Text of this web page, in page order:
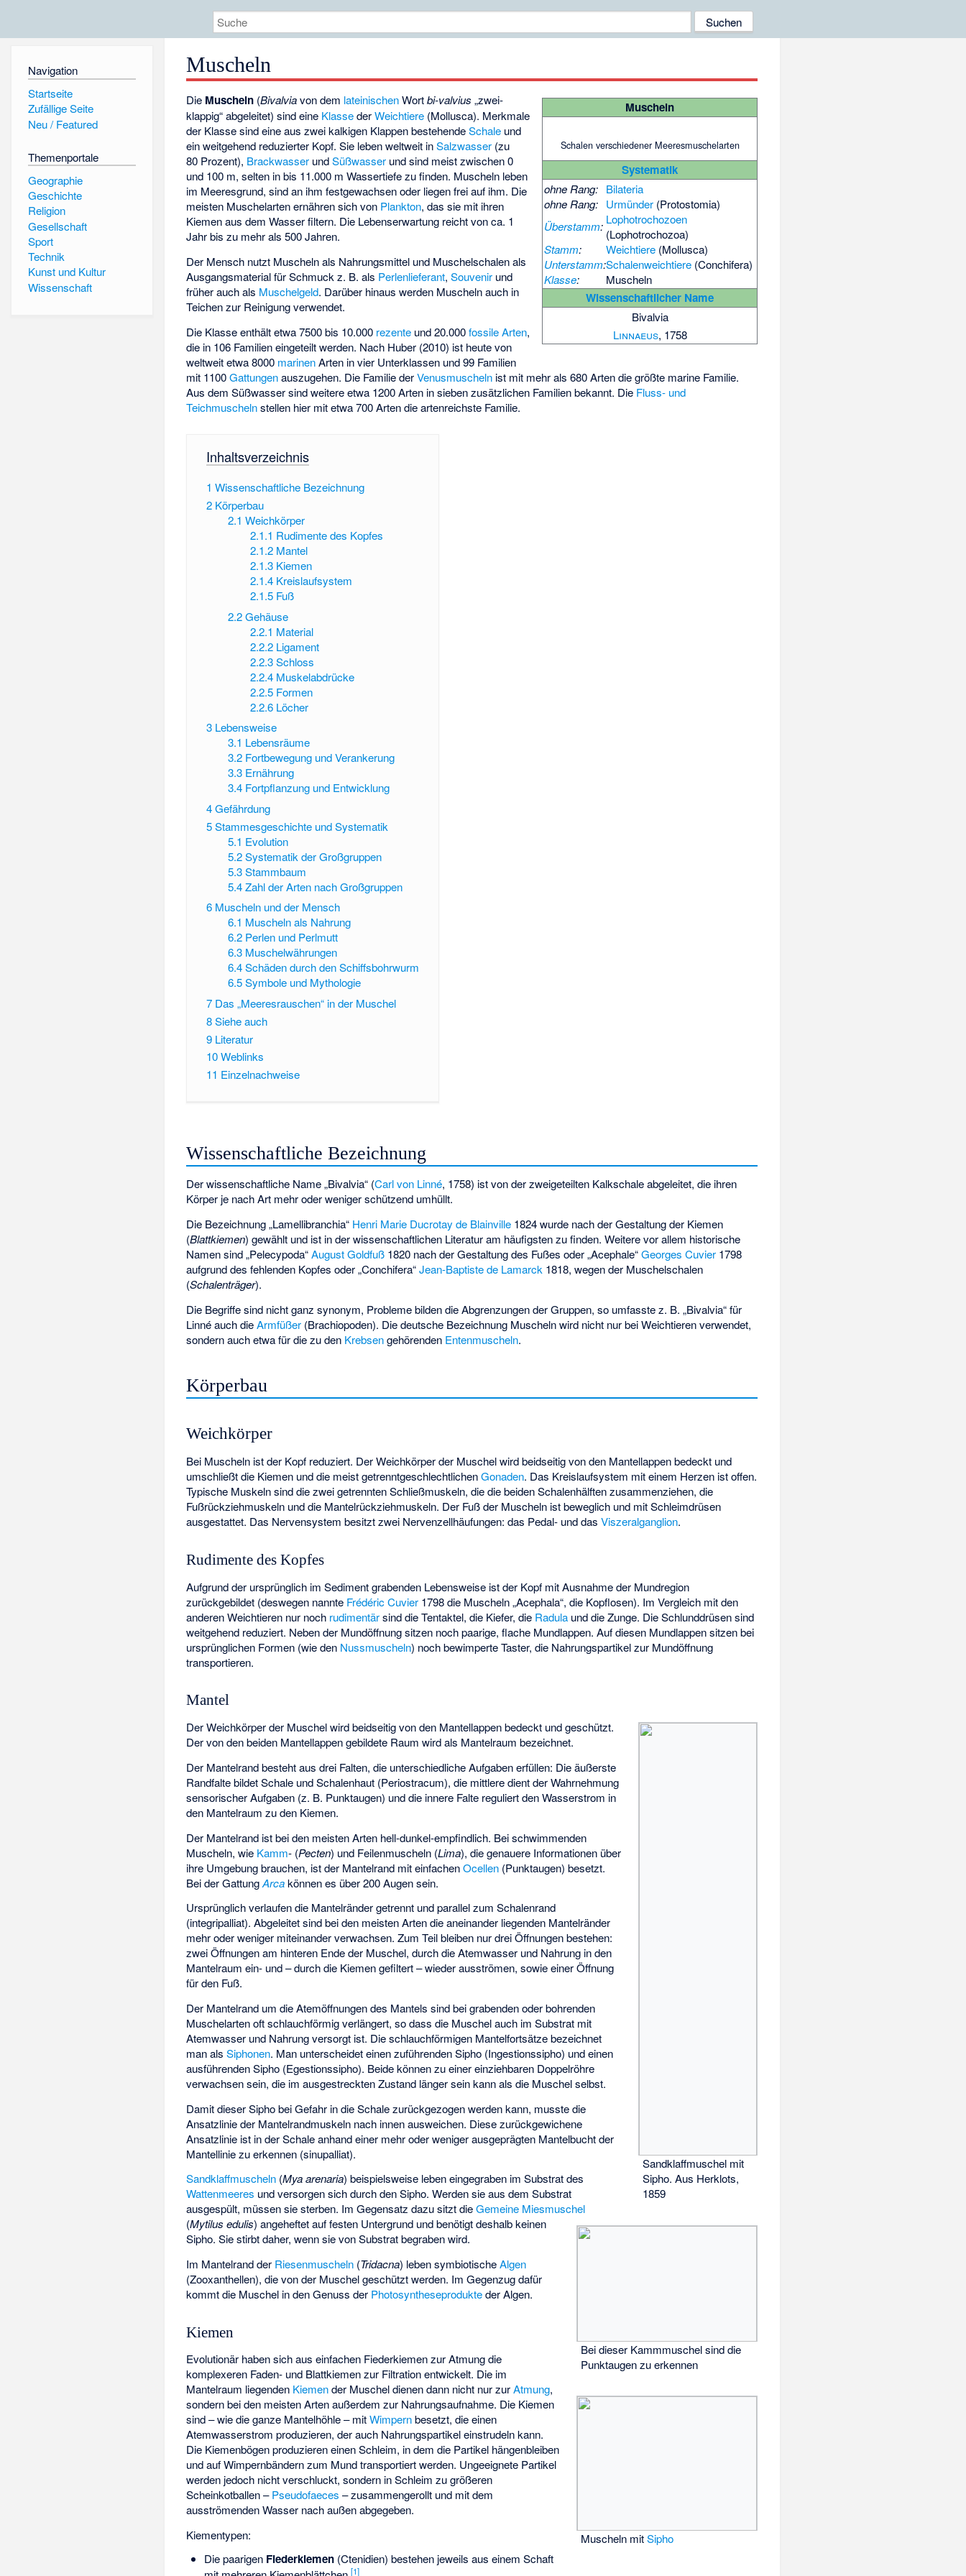
Navigation
Startseite
Zufällige Seite
Neu / Featured
Themenportale
Geographie
Geschichte
Religion
Gesellschaft
Sport
Technik
Kunst und Kultur
Wissenschaft
Muscheln
Muscheln
Schalen verschiedener Meeresmuschelarten
Systematik
ohne Rang: Bilateria
ohne Rang: Urmünder (Protostomia)
Überstamm: Lophotrochozoen
(Lophotrochozoa)
Stamm: Weichtiere (Mollusca)
Unterstamm:Schalenweichtiere (Conchifera)
Klasse: Muscheln
Wissenschaftlicher Name
Bivalvia
Linnaeus, 1758
Die Muscheln (Bivalviavon dem lateinischenWortbi-valvius „zwei-
klappig“ abgeleitet) sind eine KlassederWeichtiere (Mollusca). Merkmale
der Klasse sind eine aus zwei kalkigen Klappen bestehendeSchale und
ein weitgehend reduzierter Kopf. Sie leben weltweit inSalzwasser (zu
80 Prozent), Brackwasser undSüßwasser und sind meist zwischen 0
und 100 m, selten in bis 11.000 m Wassertiefe zu finden. Muscheln leben
im Meeresgrund, sind an ihm festgewachsen oder liegen frei auf ihm. Die
meisten Muschelarten ernähren sich von Plankton, das sie mit ihren
Kiemen aus dem Wasser filtern. Die Lebenserwartung reicht von ca. 1
Jahr bis zu mehr als 500 Jahren.
Der Mensch nutzt Muscheln als Nahrungsmittel und Muschelschalen als
Ausgangsmaterial für Schmuck z. B. als Perlenlieferant,Souvenir und
früher auch als Muschelgeld. Darüber hinaus werden Muscheln auch in
Teichen zur Reinigung verwendet.
Die Klasse enthält etwa 7500 bis 10.000 rezente und 20.000fossile Arten,
die in 106 Familien eingeteilt werden. Nach Huber (2010) ist heute von
weltweit etwa 8000 marinenArten in vier Unterklassen und 99 Familien
mit 1100Gattungenauszugehen. Die Familie derVenusmuscheln ist mit mehr als 680 Arten die größte marine Familie.
Aus dem Süßwasser sind weitere etwa 1200 Arten in sieben zusätzlichen Familien bekannt. Die Fluss- und
Teichmuschelnstellen hier mit etwa 700 Arten die artenreichste Familie.
Inhaltsverzeichnis
1 Wissenschaftliche Bezeichnung
2 Körperbau
2.1 Weichkörper
2.1.1 Rudimente des Kopfes
2.1.2 Mantel
2.1.3 Kiemen
2.1.4 Kreislaufsystem
2.1.5 Fuß
2.2 Gehäuse
2.2.1 Material
2.2.2 Ligament
2.2.3 Schloss
2.2.4 Muskelabdrücke
2.2.5 Formen
2.2.6 Löcher
3 Lebensweise
3.1 Lebensräume
3.2 Fortbewegung und Verankerung
3.3 Ernährung
3.4 Fortpflanzung und Entwicklung
4Gefährdung
5Stammesgeschichte und Systematik
5.1 Evolution
5.2 Systematik der Großgruppen
5.3 Stammbaum
5.4 Zahl der Arten nach Großgruppen
6 Muscheln und der Mensch
6.1 Muscheln als Nahrung
6.2 Perlen und Perlmutt
6.3 Muschelwährungen
6.4 Schäden durch den Schiffsbohrwurm
6.5 Symbole und Mythologie
7 Das „Meeresrauschen“ in der Muschel
8Siehe auch
9 Literatur
10Weblinks
11 Einzelnachweise
Wissenschaftliche Bezeichnung
Der wissenschaftliche Name „Bivalvia“ (Carl von Linné, 1758) ist von der zweigeteilten Kalkschale abgeleitet, die ihren
Körper je nach Art mehr oder weniger schützend umhüllt.
Die Bezeichnung „Lamellibranchia“ Henri Marie Ducrotay de Blainville 1824 wurde nach der Gestaltung der Kiemen
(Blattkiemen) gewählt und ist in der wissenschaftlichen Literatur am häufigsten zu finden. Weitere vor allem historische
Namen sind „Pelecypoda“August Goldfuß 1820 nach der Gestaltung des Fußes oder „Acephale“Georges Cuvier 1798
aufgrund des fehlenden Kopfes oder „Conchifera“Jean-Baptiste de Lamarck 1818, wegen der Muschelschalen
(Schalenträger).
Die Begriffe sind nicht ganz synonym, Probleme bilden die Abgrenzungen der Gruppen, so umfasste z. B. „Bivalvia“ für
Linné auch dieArmfüßer (Brachiopoden). Die deutsche Bezeichnung Muscheln wird nicht nur bei Weichtieren verwendet,
sondern auch etwa für die zu den Krebsengehörenden Entenmuscheln.
Körperbau
Weichkörper
Bei Muscheln ist der Kopf reduziert. Der Weichkörper der Muschel wird beidseitig von den Mantellappen bedeckt und
umschließt die Kiemen und die meist getrenntgeschlechtlichenGonaden. Das Kreislaufsystem mit einem Herzen ist offen.
Typische Muskeln sind die zwei getrennten Schließmuskeln, die die beiden Schalenhälften zusammenziehen, die
Fußrückziehmuskeln und die Mantelrückziehmuskeln. Der Fuß der Muscheln ist beweglich und mit Schleimdrüsen
ausgestattet. Das Nervensystem besitzt zwei Nervenzellhäufungen: das Pedal- und dasViszeralganglion.
Rudimente des Kopfes
Aufgrund der ursprünglich im Sediment grabenden Lebensweise ist der Kopf mit Ausnahme der Mundregion
zurückgebildet (deswegen nannte Frédéric Cuvier 1798 die Muscheln „Acephala“, die Kopflosen). Im Vergleich mit den
anderen Weichtieren nur noch rudimentärsind die Tentaktel, die Kiefer, die Radula und die Zunge. Die Schlunddrüsen sind
weitgehend reduziert. Neben der Mundöffnung sitzen noch paarige, flache Mundlappen. Auf diesen Mundlappen sitzen bei
ursprünglichen Formen (wie den Nussmuscheln) noch bewimperte Taster, die Nahrungspartikel zur Mundöffnung
transportieren.
Mantel
Sandklaffmuschel mit
Sipho. Aus Herklots,
1859
Der Weichkörper der Muschel wird beidseitig von den Mantellappen bedeckt und geschützt.
Der von den beiden Mantellappen gebildete Raum wird als Mantelraum bezeichnet.
Der Mantelrand besteht aus drei Falten, die unterschiedliche Aufgaben erfüllen: Die äußerste
Randfalte bildet Schale und Schalenhaut (Periostracum), die mittlere dient der Wahrnehmung
sensorischer Aufgaben (z. B. Punktaugen) und die innere Falte reguliert den Wasserstrom in
den Mantelraum zu den Kiemen.
Bei dieser Kammmuschel sind die
Punktaugen zu erkennen
Der Mantelrand ist bei den meisten Arten hell-dunkel-empfindlich. Bei schwimmenden
Muscheln, wie Kamm- (Pecten) und Feilenmuscheln (Lima), die genauere Informationen über
ihre Umgebung brauchen, ist der Mantelrand mit einfachenOcellen (Punktaugen) besetzt.
Bei der GattungArcakönnen es über 200 Augen sein.
Ursprünglich verlaufen die Mantelränder getrennt und parallel zum Schalenrand
(integripalliat). Abgeleitet sind bei den meisten Arten die aneinander liegenden Mantelränder
mehr oder weniger miteinander verwachsen. Zum Teil bleiben nur drei Öffnungen bestehen:
zwei Öffnungen am hinteren Ende der Muschel, durch die Atemwasser und Nahrung in den
Mantelraum ein- und – durch die Kiemen gefiltert – wieder ausströmen, sowie einer Öffnung
für den Fuß.
Der Mantelrand um die Atemöffnungen des Mantels sind bei grabenden oder bohrenden
Muschelarten oft schlauchförmig verlängert, so dass die Muschel auch im Substrat mit
Atemwasser und Nahrung versorgt ist. Die schlauchförmigen Mantelfortsätze bezeichnet
man alsSiphonen. Man unterscheidet einen zuführenden Sipho (Ingestionssipho) und einen
ausführenden Sipho (Egestionssipho). Beide können zu einer einziehbaren Doppelröhre
verwachsen sein, die im ausgestreckten Zustand länger sein kann als die Muschel selbst.
Damit dieser Sipho bei Gefahr in die Schale zurückgezogen werden kann, musste die
Ansatzlinie der Mantelrandmuskeln nach innen ausweichen. Diese zurückgewichene
Ansatzlinie ist in der Schale anhand einer mehr oder weniger ausgeprägten Mantelbucht der
Mantellinie zu erkennen (sinupalliat).
Sandklaffmuscheln (Mya arenaria) beispielsweise leben eingegraben im Substrat des
Wattenmeeres und versorgen sich durch den Sipho. Werden sie aus dem Substrat
ausgespült, müssen sie sterben. Im Gegensatz dazu sitzt dieGemeine Miesmuschel
(Mytilus edulis) angeheftet auf festen Untergrund und benötigt deshalb keinen
Sipho. Sie stirbt daher, wenn sie von Substrat begraben wird.
Im Mantelrand der Riesenmuscheln (Tridacna) leben symbiotischeAlgen
(Zooxanthellen), die von der Muschel geschützt werden. Im Gegenzug dafür
kommt die Muschel in den Genuss der Photosyntheseprodukteder Algen.
Kiemen
Muscheln mitSipho
Evolutionär haben sich aus einfachen Fiederkiemen zur Atmung die
komplexeren Faden- und Blattkiemen zur Filtration entwickelt. Die im
Mantelraum liegenden Kiemender Muschel dienen dann nicht nur zurAtmung,
sondern bei den meisten Arten außerdem zur Nahrungsaufnahme. Die Kiemen
sind – wie die ganze Mantelhöhle – mitWimpernbesetzt, die einen
Atemwasserstrom produzieren, der auch Nahrungspartikel einstrudeln kann.
Die Kiemenbögen produzieren einen Schleim, in dem die Partikel hängenbleiben
und auf Wimpernbändern zum Mund transportiert werden. Ungeeignete Partikel
werden jedoch nicht verschluckt, sondern in Schleim zu größeren
Scheinkotballen –Pseudofaeces – zusammengerollt und mit dem
ausströmenden Wasser nach außen abgegeben.
Kiementypen:
Die paarigen Fiederkiemen(Ctenidien) bestehen jeweils aus einem Schaft
[1]